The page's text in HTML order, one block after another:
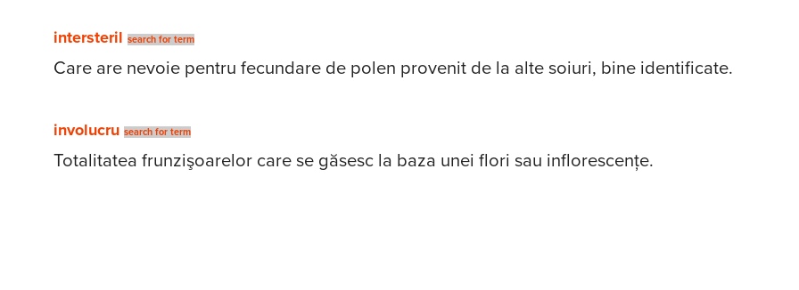
intersteril search for term
Care are nevoie pentru fecundare de polen provenit de la alte soiuri, bine identificate.
involucru search for term
Totalitatea frunzişoarelor care se găsesc la baza unei flori sau inflorescenţe.